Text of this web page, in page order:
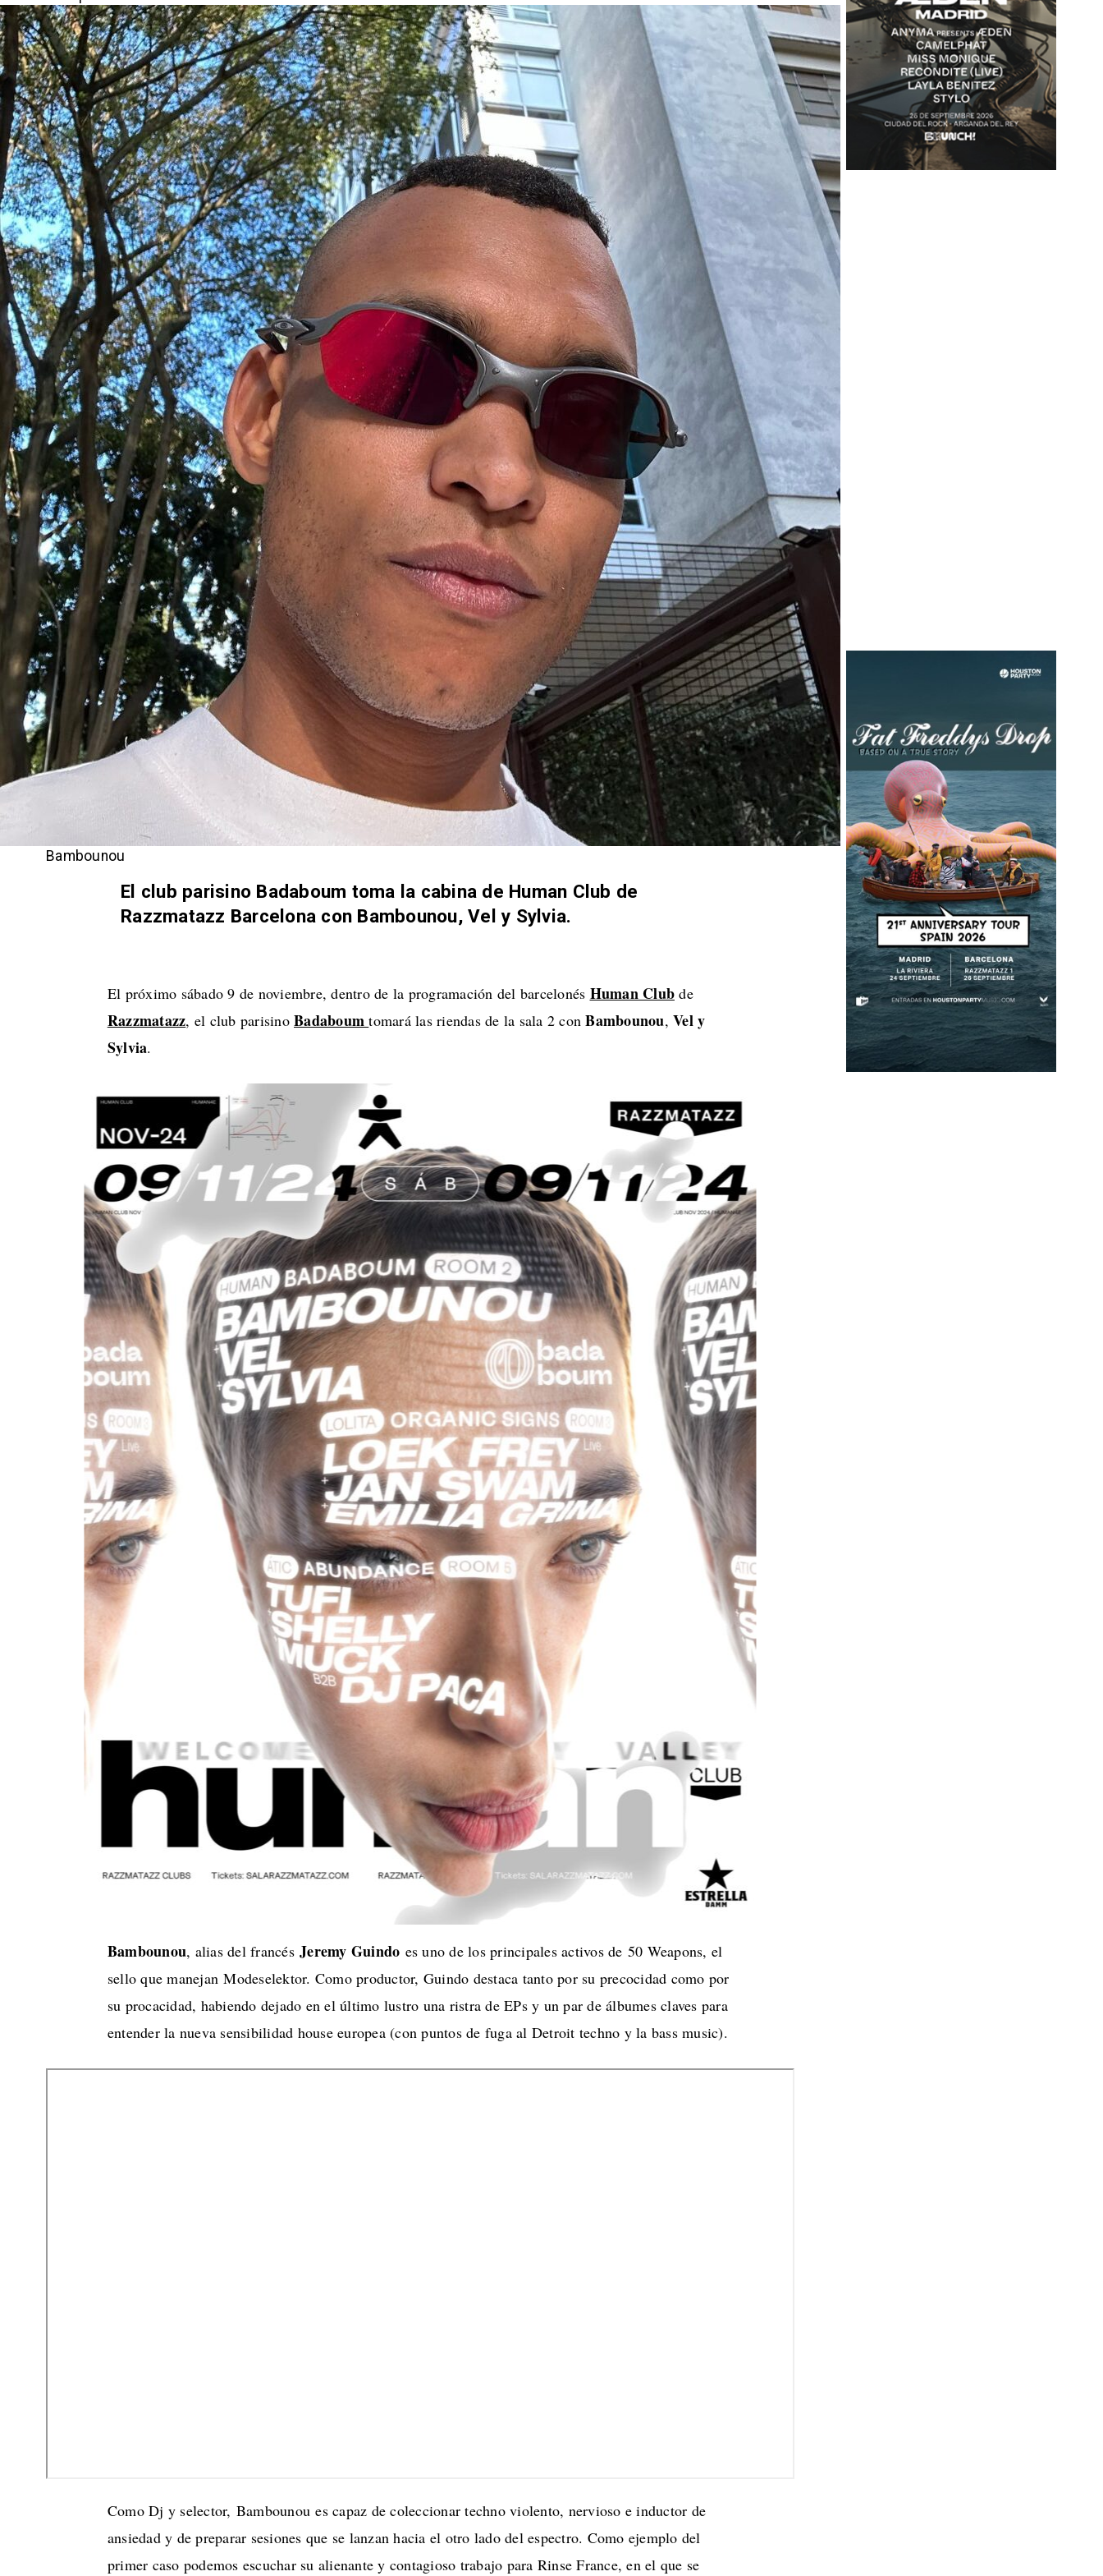
Bambounou
El club parisino Badaboum toma la cabina de Human Club de
Razzmatazz Barcelona con Bambounou, Vel y Sylvia.
El próximo sábado 9 de noviembre, dentro de la programación del barcelonés Human Club de
Razzmatazz, el club parisino Badaboumtomará las riendas de la sala 2 conBambounou, Vel y
Sylvia.
Bambounou, alias del francés Jeremy Guindo es uno de los principales activos de 50 Weapons, el
sello que manejan Modeselektor. Como productor, Guindo destaca tanto por su precocidad como por
su procacidad, habiendo dejado en el último lustro una ristra de EPs y un par de álbumes claves para
entender la nueva sensibilidad house europea (con puntos de fuga al Detroit techno y la bass music).
Como Dj y selector, Bambounou es capaz de coleccionar techno violento, nervioso e inductor de
ansiedad y de preparar sesiones que se lanzan hacia el otro lado del espectro. Como ejemplo del
primer caso podemos escuchar su alienante y contagioso trabajo para Rinse France, en el que se